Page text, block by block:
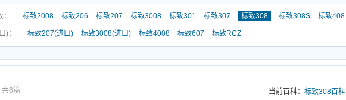
标致2008 标致206 标致207 标致3008 标致301 标致307 标致308 标致308S 标致408
)： 标致207(进口) 标致3008(进口) 标致4008 标致607 标致RCZ
当前百科： 标致308百科
共6篇